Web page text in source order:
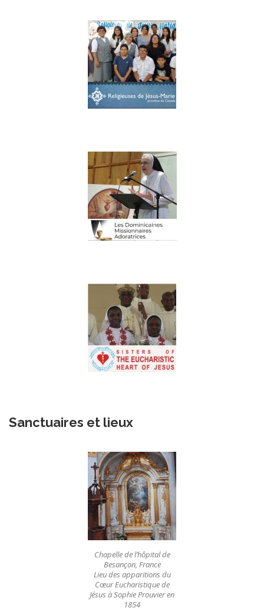
Sanctuaires et lieux
Chapelle de l’hôpital de
Besançon, France
Lieu des apparitions du
Cœur Eucharistique de
Jésus à Sophie Prouvier en
1854